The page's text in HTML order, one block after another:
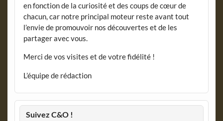
en fonction de la curiosité et des coups de cœur de
chacun, car notre principal moteur reste avant tout
l’envie de promouvoir nos découvertes et de les
partager avec vous.
Merci de vos visites et de votre fidélité !
L’équipe de rédaction
Suivez C&O !